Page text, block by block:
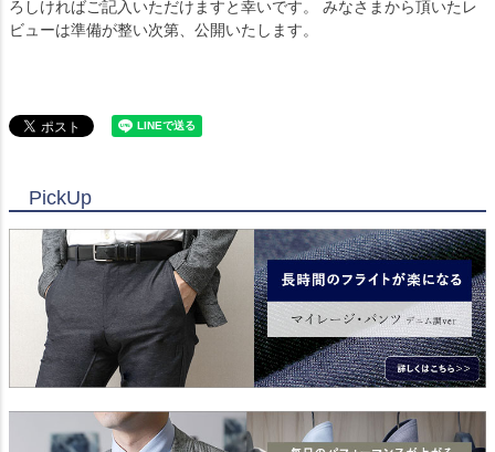
ろしければご記入いただけますと幸いです。 みなさまから頂いたレ
ビューは準備が整い次第、公開いたします。
PickUp